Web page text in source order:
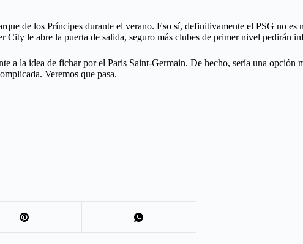
de los Príncipes durante el verano. Eso sí, definitivamente el PSG no
le abre la puerta de salida, seguro más clubes de primer nivel pedirán
a la idea de fichar por el Paris Saint-Germain. De hecho, sería una opción
Veremos que pasa.